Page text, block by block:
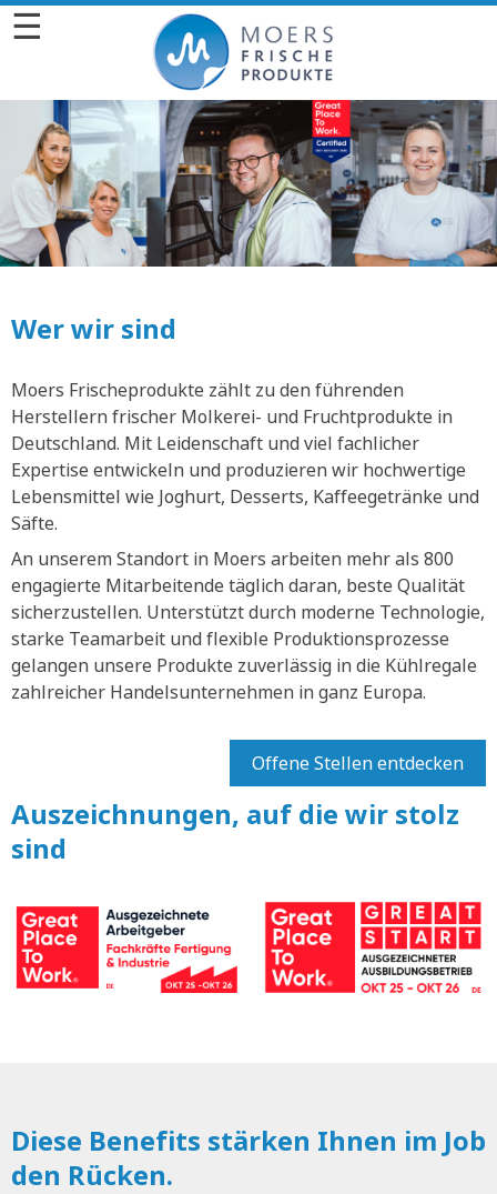
☰
Wer wir sind
Moers Frischeprodukte zählt zu den führenden
Herstellern frischer Molkerei- und Fruchtprodukte in
Deutschland. Mit Leidenschaft und viel fachlicher
Expertise entwickeln und produzieren wir hochwertige
Lebensmittel wie Joghurt, Desserts, Kaffeegetränke und
Säfte.
An unserem Standort in Moers arbeiten mehr als 800
engagierte Mitarbeitende täglich daran, beste Qualität
sicherzustellen. Unterstützt durch moderne Technologie,
starke Teamarbeit und flexible Produktionsprozesse
gelangen unsere Produkte zuverlässig in die Kühlregale
zahlreicher Handelsunternehmen in ganz Europa.
Offene Stellen entdecken
Auszeichnungen, auf die wir stolz
sind
Diese Benefits stärken Ihnen im Job
den Rücken.